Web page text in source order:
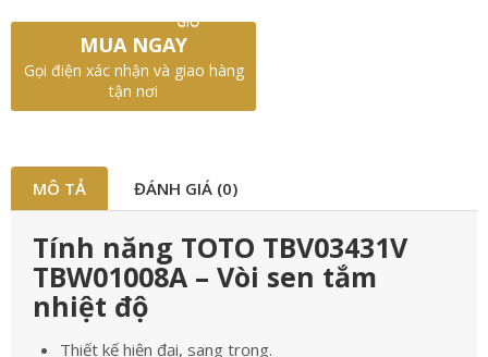
GIỎ
MUA NGAY
Gọi điện xác nhận và giao hàng
tận nơi
MÔ TẢ ĐÁNH GIÁ (0)
Tính năng TOTO TBV03431V
TBW01008A – Vòi sen tắm
nhiệt độ
Thiết kế hiện đại, sang trọng.